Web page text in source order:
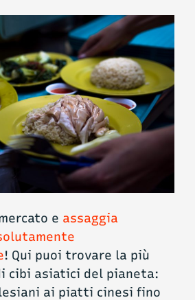
e assaggia
! Qui puoi trovare la più
cibi asiatici del pianeta:
ai piatti cinesi fino